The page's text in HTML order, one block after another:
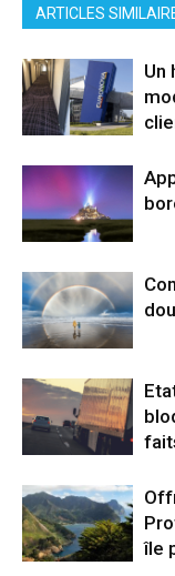
ARTICLES
Un
île